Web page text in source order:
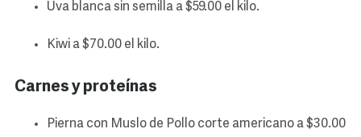
Uva blanca sin semilla a $59.00 el kilo.
Kiwi a $70.00 el kilo.
Carnes y proteínas
Pierna con Muslo de Pollo corte americano a $30.00